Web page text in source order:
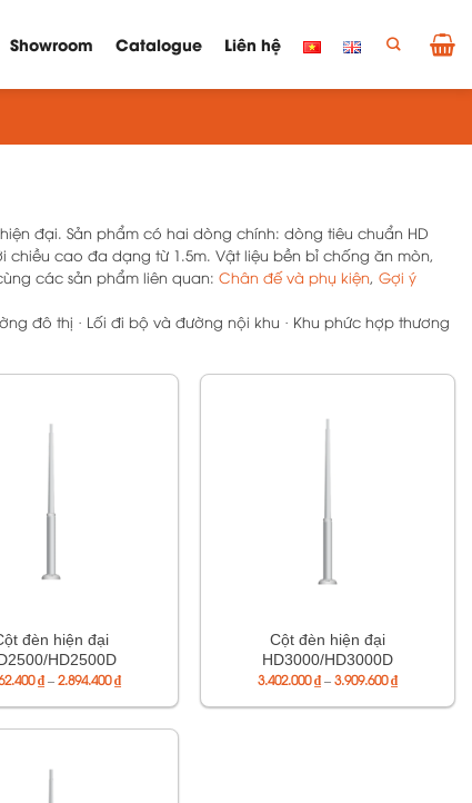
Showroom Catalogue Liên hệ
đại. Sản phẩm có hai dòng chính: dòng tiêu chuẩn HD
chiều cao đa dạng từ 1.5m. Vật liệu bền bỉ chống ăn mòn,
các sản phẩm liên quan: Chân đế và phụ kiện, Gợi ý
đô thị · Lối đi bộ và đường nội khu · Khu phức hợp thương
đèn hiện đại
HD2500D
₫ – 2.894.400₫Khoảng
giá:
từ
đến
2.894.400 ₫
Cột đèn hiện đại
HD3000/HD3000D
3.402.000₫ – 3.909.600₫Khoảng
giá:
từ